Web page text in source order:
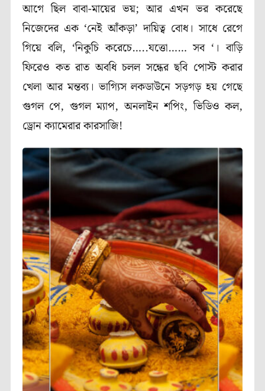
আগে ছিল বাবা-মায়ের ভয়; আর এখন ভর করেছে
নিজেদের এক ‘নেই আঁকড়া’ দায়িত্ব বোধ। সাধে রেগে
গিয়ে বলি, ‘নিকুচি করেচে…..যত্তো…… সব ‘। বাড়ি
ফিরেও কত রাত অবধি চলল সন্ধের ছবি পোস্ট করার
খেলা আর মন্তব্য। ভাগ্যিস লকডাউনে সড়গড় হয় গেছে
গুগল পে, গুগল ম্যাপ, অনলাইন শপিং, ভিডিও কল,
ড্রোন ক্যামেরার কারসাজি!